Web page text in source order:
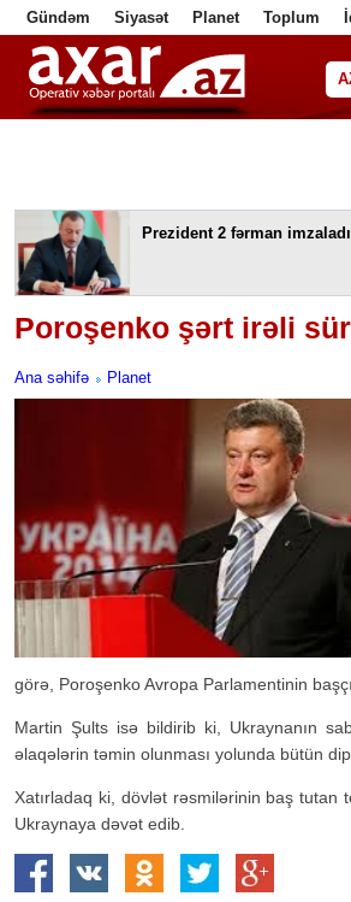
Gündəm Siyasət Planet Toplum
فا
Prezident 2 fərman imzaladı
Poroşenko şərt irəli
Ana səhifə Planet
görə, Poroşenko Avropa Parlamentinin
Martin Şults isə bildirib ki, Ukraynanın
əlaqələrin təmin olunması yolunda bütün
Xatırladaq ki, dövlət rəsmilərinin baş tutan
Ukraynaya dəvət edib.